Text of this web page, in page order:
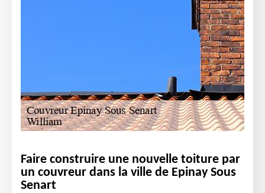
Faire construire une nouvelle toiture par
un couvreur dans la ville de Epinay Sous
Senart